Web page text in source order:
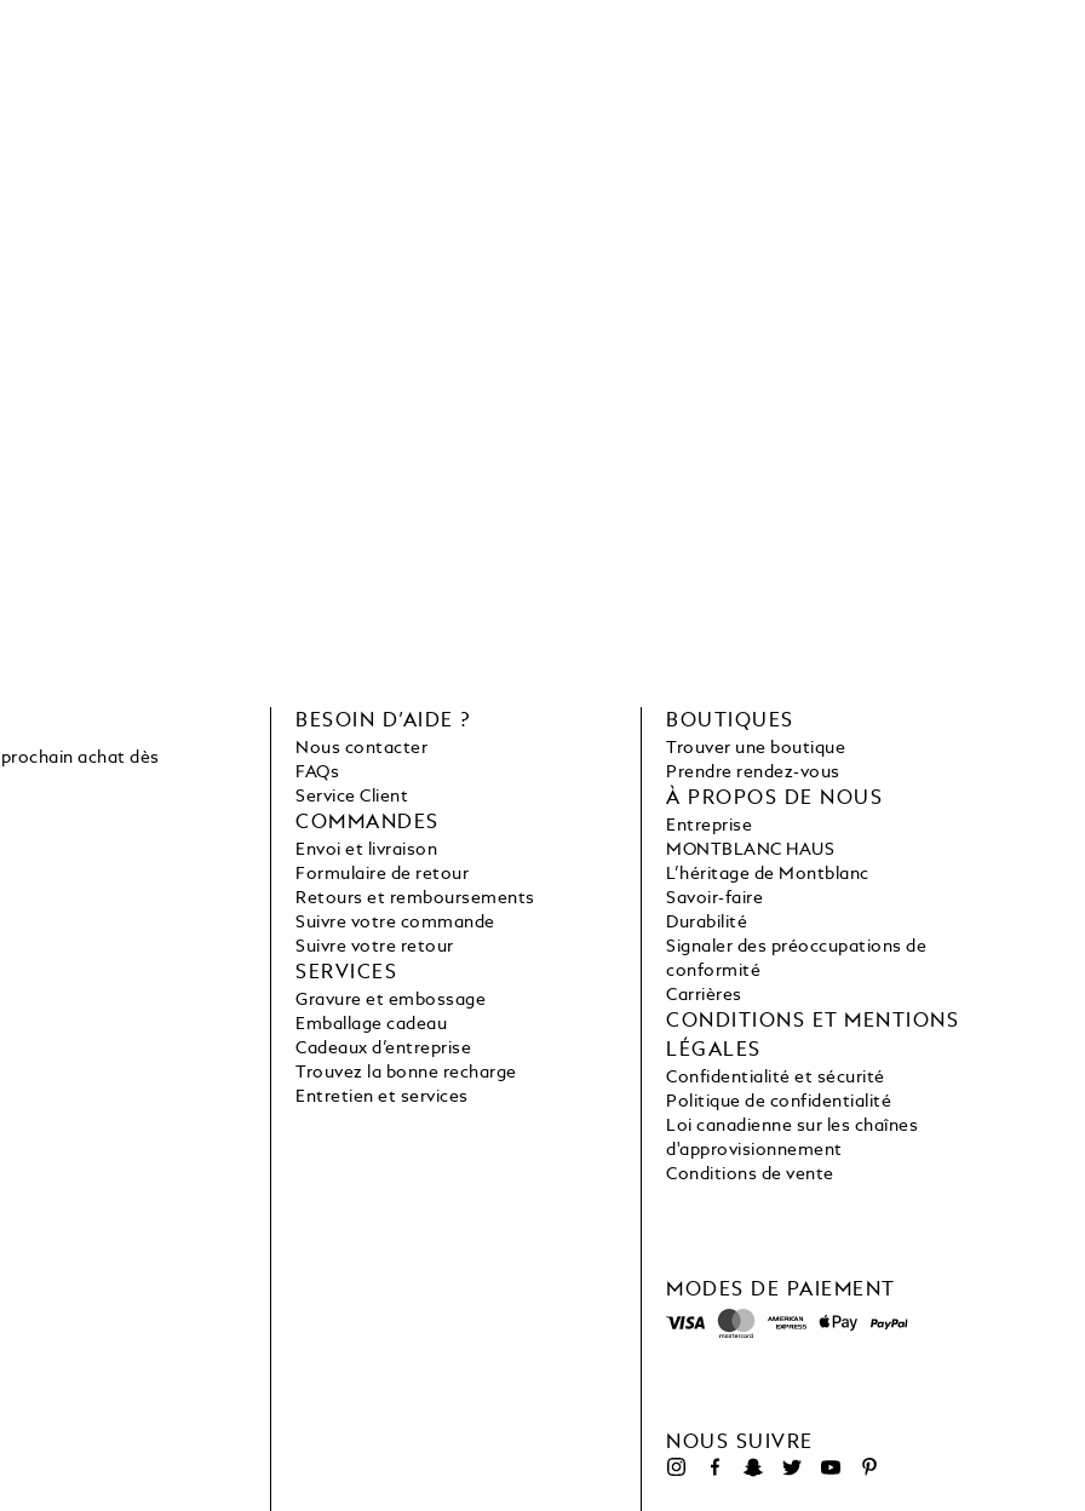
achat dès
MODES DE PAIEMENT
NOUS SUIVRE
BESOIN D’AIDE ?
Nous contacter
FAQs
Service Client
COMMANDES
Envoi et livraison
Formulaire de retour
Retours et remboursements
Suivre votre commande
Suivre votre retour
SERVICES
Gravure et embossage
Emballage cadeau
Cadeaux d’entreprise
Trouvez la bonne recharge
Entretien et services
BOUTIQUES
Trouver une boutique
Prendre rendez-vous
À PROPOS DE NOUS
Entreprise
MONTBLANC HAUS
L’héritage de Montblanc
Savoir-faire
Durabilité
Signaler des préoccupations de
conformité
Carrières
CONDITIONS ET MENTIONS
LÉGALES
Confidentialité et sécurité
Politique de confidentialité
Loi canadienne sur les chaînes
d'approvisionnement
Conditions de vente